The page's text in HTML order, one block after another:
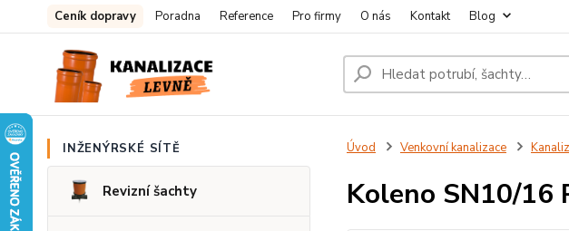
Ceník dopravy Poradna Reference Pro firmy O nás Kontakt Blog
INŽENÝRSKÉ SÍTĚ
Revizní šachty
Úvod Venkovní kanalizace
Koleno SN10/16